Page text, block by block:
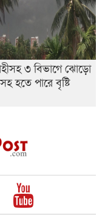
৩ বিভাগে ঝোড়ো
হতে পারে বৃষ্টি